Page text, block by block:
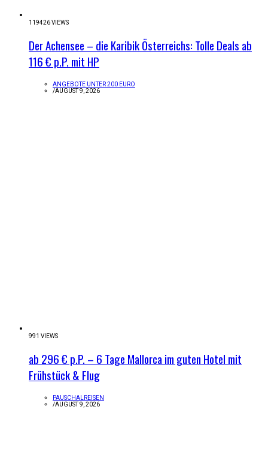
119426 VIEWS
Der Achensee – die Karibik Österreichs: Tolle Deals ab
116 € p.P. mit HP
ANGEBOTE UNTER 200 EURO
/AUGUST 9, 2026
991 VIEWS
ab 296 € p.P. – 6 Tage Mallorca im guten Hotel mit
Frühstück & Flug
PAUSCHALREISEN
/AUGUST 9, 2026